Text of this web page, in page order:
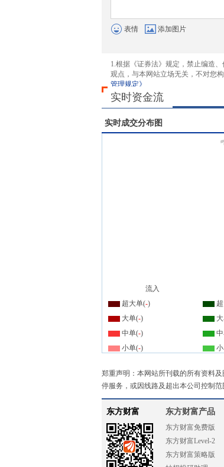
表情 添加图片
1.根据《证券法》规定，禁止编造
观点，与本网站立场无关，不对您
管理规定》
实时资金流
实时成交分布图
流入
超大单(-)
大单(-)
中单(-)
小单(-)
郑重声明：本网站所刊载的所有资料
停服务，或因线路及超出本公司控制
东方财富 东方财富产品
东方财富免费版
东方财富Level-2
东方财富策略版